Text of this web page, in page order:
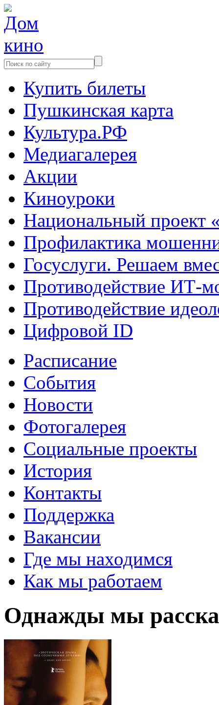
Купить билеты
Пушкинская карта
Культура.РФ
Медиагалерея
Акции
Киноуроки
Национальный проект
Профилактика
Госуслуги. Решаем
Противодействие ИТ-
Противодействие
Цифровой ID
Расписание
События
Новости
Фотогалерея
Социальные проекты
История
Контакты
Поддержка
Вакансии
Где мы находимся
Как мы работаем
Однажды мы